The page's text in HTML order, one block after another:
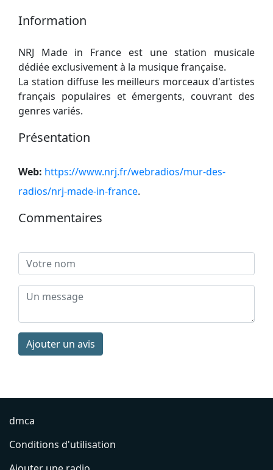
Information
NRJ Made in France est une station musicale
dédiée exclusivement à la musique française.
La station diffuse les meilleurs morceaux d'artistes
français populaires et émergents, couvrant des
genres variés.
Présentation
Web: https://www.nrj.fr/webradios/mur-des-
radios/nrj-made-in-france.
Commentaires
Ajouter un avis
dmca
Conditions d'utilisation